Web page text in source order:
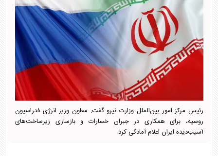
رئیس مرکز امور بین‌الملل وزارت نیرو گفت: معاون وزیر انرژی فدراسیون
روسیه، برای همکاری در جبران خسارات و بازسازی زیرساخت‌های
آسیب‌دیده ایران اعلام آمادگی کرد.